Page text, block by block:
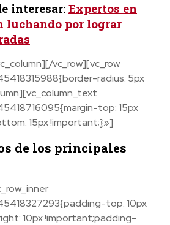
interesar: Expertos en
luchando por lograr
vc_row][vc_row
radius: 5px
top: 15px
15px !important;}»]
de los principales
top: 10px
10px !important;padding-